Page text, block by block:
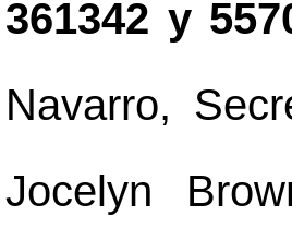
361342 y
Navarro,
Jocelyn